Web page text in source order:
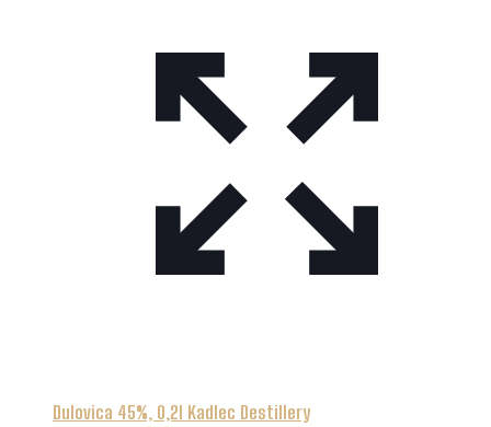
Dulovica 45%, 0,2l Kadlec Destillery